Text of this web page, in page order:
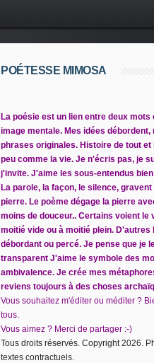
POÉTESSE MIMOSA
La poésie est un lien entre deux mots
image mentale. Mes idées débordent,
phrases originales. Histoire de tout et
peu comme la vie. Je n'écris pas, je
j'invite. J'aime les sous-entendus
La parole, la façon, le silence, gravent
pierre. Le poème dégage la pierre
moins de douceur.. Certains voient le
moitié vide ou à moitié plein. D'autres
débordant ou percé. Je pense que je
transparent J'aime le symbole des
ambivalence. Je crée mes
reviens toujours à des choses
Vous souhaitez m'éditer ou méditer ?
tous.
Vous aimez ? Merci de partager :-)
Tous droits réservés. Copyright 2026.
textes contractuels.